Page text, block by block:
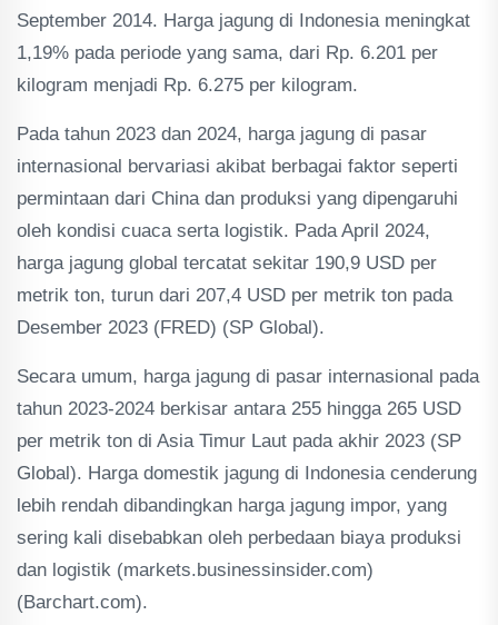
September 2014. Harga jagung di Indonesia meningkat
1,19% pada periode yang sama, dari Rp. 6.201 per
kilogram menjadi Rp. 6.275 per kilogram.
Pada tahun 2023 dan 2024, harga jagung di pasar
internasional bervariasi akibat berbagai faktor seperti
permintaan dari China dan produksi yang dipengaruhi
oleh kondisi cuaca serta logistik. Pada April 2024,
harga jagung global tercatat sekitar 190,9 USD per
metrik ton, turun dari 207,4 USD per metrik ton pada
Desember 2023​ (FRED)​​ (SP Global)​.
Secara umum, harga jagung di pasar internasional pada
tahun 2023-2024 berkisar antara 255 hingga 265 USD
per metrik ton di Asia Timur Laut pada akhir 2023​ (SP
Global)​. Harga domestik jagung di Indonesia cenderung
lebih rendah dibandingkan harga jagung impor, yang
sering kali disebabkan oleh perbedaan biaya produksi
dan logistik​ (markets.businessinsider.com)​​
(Barchart.com)​.